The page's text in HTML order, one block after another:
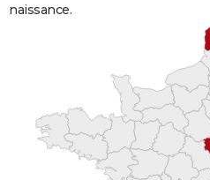
naissance.